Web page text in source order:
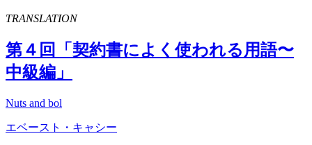
TRANSLATION
第４回「契約書によく使われる用語〜
中級編」
Nuts and bol
エベースト・キャシー